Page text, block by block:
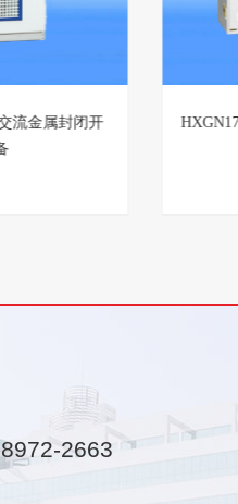
充气式环网开
2663